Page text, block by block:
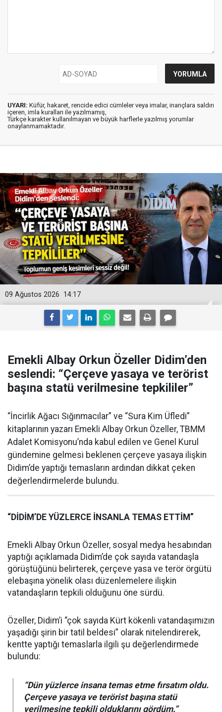
UYARI: Küfür, hakaret, rencide edici cümleler veya imalar, inançlara saldırı
içeren, imla kuralları ile yazılmamış,
Türkçe karakter kullanılmayan ve büyük harflerle yazılmış yorumlar
onaylanmamaktadır.
14:17
09 Ağustos 2026
Emekli Albay Orkun Özeller Didim’den
seslendi: “Çerçeve yasaya ve terörist
başına statü verilmesine tepkililer”
“İncirlik Ağacı Sığınmacılar” ve “Sura Kim Üfledi”
kitaplarının yazarı Emekli Albay Orkun Özeller, TBMM
Adalet Komisyonu’nda kabul edilen ve Genel Kurul
gündemine gelmesi beklenen çerçeve yasaya ilişkin
Didim’de yaptığı temasların ardından dikkat çeken
değerlendirmelerde bulundu.
“DİDİM’DE YÜZLERCE İNSANLA TEMAS ETTİM”
Emekli Albay Orkun Özeller, sosyal medya hesabından
yaptığı açıklamada Didim’de çok sayıda vatandaşla
görüştüğünü belirterek, çerçeve yasa ve terör örgütü
elebaşına yönelik olası düzenlemelere ilişkin
vatandaşların tepkili olduğunu öne sürdü.
Özeller, Didim’i “çok sayıda Kürt kökenli vatandaşımızın
yaşadığı şirin bir tatil beldesi” olarak nitelendirerek,
kentte yaptığı temaslarla ilgili şu değerlendirmede
bulundu:
“Dün yüzlerce insana temas etme fırsatım oldu.
Çerçeve yasaya ve terörist başına statü
verilmesine tepkili olduklarını gördüm.”